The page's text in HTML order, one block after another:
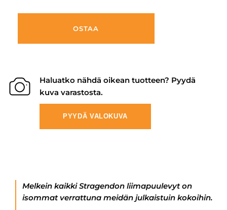
OSTAA
Haluatko nähdä oikean tuotteen? Pyydä
kuva varastosta.
PYYDÄ VALOKUVA
Melkein kaikki Stragendon liimapuulevyt on
isommat verrattuna meidän julkaistuin kokoihin.